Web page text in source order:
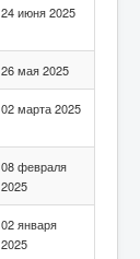
24 июня 2025
26 мая 2025
02 марта 2025
08 февраля
2025
02 января
2025